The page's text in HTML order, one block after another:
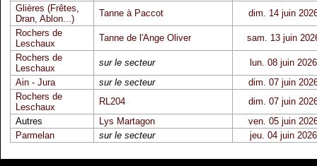
Glières (Frêtes,
Dran, Ablon...)
Tanne à Paccot
dim. 14 juin
Rochers de
Leschaux
Tanne de l'Ange Oliver
sam. 13 juin
Rochers de
Leschaux
sur le secteur
lun. 08 juin 2026
Ain - Jura
sur le secteur
dim. 07 juin
Rochers de
Leschaux
RL204
dim. 07 juin
Autres
Lys Martagon
ven. 05 juin
Parmelan
sur le secteur jeu. 04 juin 2026